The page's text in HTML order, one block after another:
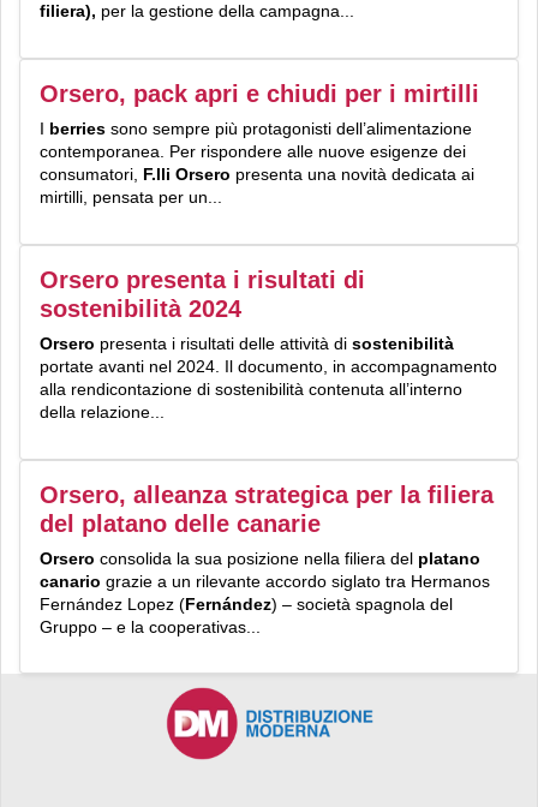
filiera), per la gestione della campagna...
Orsero, pack apri e chiudi per i mirtilli
I berries sono sempre più protagonisti dell’alimentazione
contemporanea. Per rispondere alle nuove esigenze dei
consumatori, F.lli Orsero presenta una novità dedicata ai
mirtilli, pensata per un...
Orsero presenta i risultati di
sostenibilità 2024
Orsero presenta i risultati delle attività di sostenibilità
portate avanti nel 2024. Il documento, in accompagnamento
alla rendicontazione di sostenibilità contenuta all’interno
della relazione...
Orsero, alleanza strategica per la filiera
del platano delle canarie
Orsero consolida la sua posizione nella filiera del platano
canario grazie a un rilevante accordo siglato tra Hermanos
Fernández Lopez (Fernández) – società spagnola del
Gruppo – e la cooperativas...